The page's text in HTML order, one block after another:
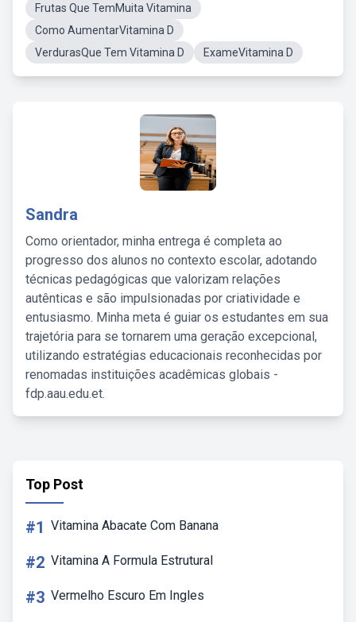
Frutas Que TemMuita Vitamina
Como AumentarVitamina D
VerdurasQue Tem Vitamina D
ExameVitamina D
Sandra
Como orientador, minha entrega é completa ao
progresso dos alunos no contexto escolar, adotando
técnicas pedagógicas que valorizam relações
autênticas e são impulsionadas por criatividade e
entusiasmo. Minha meta é guiar os estudantes em sua
trajetória para se tornarem uma geração excepcional,
utilizando estratégias educacionais reconhecidas por
renomadas instituições acadêmicas globais -
fdp.aau.edu.et.
Top Post
#1 Vitamina Abacate Com Banana
#2 Vitamina A Formula Estrutural
#3 Vermelho Escuro Em Ingles